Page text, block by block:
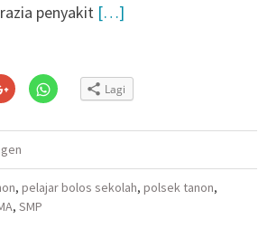
penyakit […]
Klik
untuk
berbagi
Google+
di
yang
baru)
Klik
untuk
WhatsApp(Membuka
baru)
Lagi
, pelajar bolos sekolah, polsek tanon,
, SMP